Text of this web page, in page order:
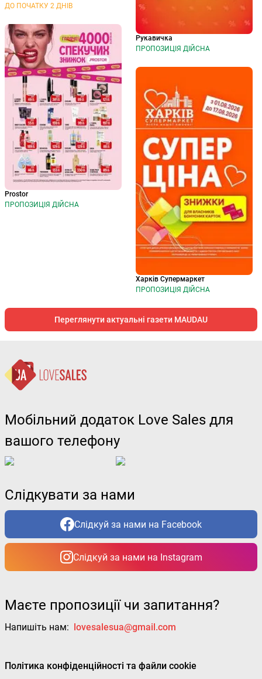
ДО ПОЧАТКУ 2 ДНІВ
Prostor
ПРОПОЗИЦІЯ ДІЙСНА
Рукавичка
ПРОПОЗИЦІЯ ДІЙСНА
Харків Супермаркет
ПРОПОЗИЦІЯ ДІЙСНА
Переглянути актуальні газети MAUDAU
Мобільний додаток Love Sales для
вашого телефону
Слідкувати за нами
Слідкуй за нами на Facebook
Слідкуй за нами на Instagram
Маєте пропозиції чи запитання?
Напишіть нам: lovesalesua@gmail.com
Політика конфіденційності та файли cookie